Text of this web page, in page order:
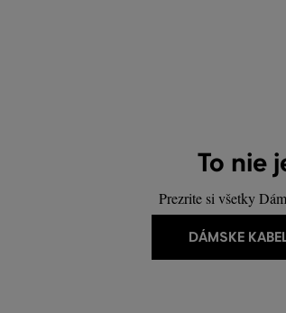
To nie
Prezrite si všetky
DÁMSKE